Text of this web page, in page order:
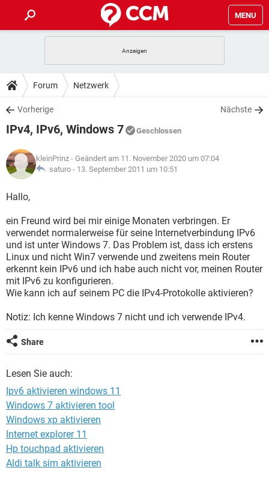
MENU
ANDROID
WINDOWS 10
WHATSAPP TIKTOK
FACEBOOK
TIPPS & TRICKS
SPIELE
WHATSAPP TIKTOK
FACEBOOK
DOWNLOADS
SPIELE STREAMING
ANDROID
WINDOWS 10 INSTAGRAM
WHATSAPP
FORUM
SPIELE STREAMING
ANDROID
WINDOWS 10
WHATSAPP TIKTOK
FACEBOOK HARDWARE
LEXIKON
SPIELE
WINDOWS 10 INSTAGRAM
WHATSAPP TIKTOK
FACEBOOK HARDWARE
Forum Netzwerk
Vorherige Nächste
IPv4, IPv6, Windows 7 Geschlossen
kleinPrinz - Geändert am 11. November 2020 um 07:04
saturo - 13. September 2011 um 10:51
Hallo,
ein Freund wird bei mir einige Monaten verbringen. Er
verwendet normalerweise für seine Internetverbindung IPv6
und ist unter Windows 7. Das Problem ist, dass ich erstens
Linux und nicht Win7 verwende und zweitens mein Router
erkennt kein IPv6 und ich habe auch nicht vor, meinen Router
mit IPv6 zu konfigurieren.
Wie kann ich auf seinem PC die IPv4-Protokolle aktivieren?
Notiz: Ich kenne Windows 7 nicht und ich verwende IPv4.
Share
Lesen Sie auch:
Ipv6 aktivieren windows 11
Windows 7 aktivieren tool
Windows xp aktivieren
Internet explorer 11
Hp touchpad aktivieren
Aldi talk sim aktivieren